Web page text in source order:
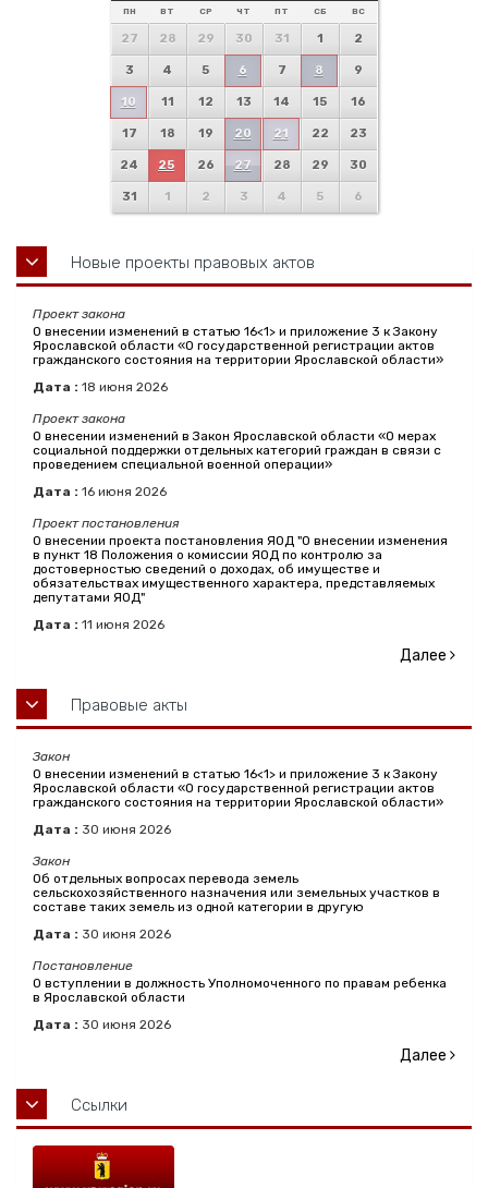
ПН ВТ СР ЧТ ПТ СБ ВС
27 28 29 30 31 1 2
3 4 5 6 7 8 9
10 11 12 13 14 15 16
17 18 19 20 21 22 23
24 25 26 27 28 29 30
31 1 2 3 4 5 6
Новые проекты правовых актов
Проект закона
О внесении изменений в статью 16<1> и приложение 3 к Закону
Ярославской области «О государственной регистрации актов
гражданского состояния на территории Ярославской области»
Дата : 18 июня 2026
Проект закона
О внесении изменений в Закон Ярославской области «О мерах
социальной поддержки отдельных категорий граждан в связи с
проведением специальной военной операции»
Дата : 16 июня 2026
Проект постановления
О внесении проекта постановления ЯОД "О внесении изменения
в пункт 18 Положения о комиссии ЯОД по контролю за
достоверностью сведений о доходах, об имуществе и
обязательствах имущественного характера, представляемых
депутатами ЯОД"
Дата : 11 июня 2026
Далее
Правовые акты
Закон
О внесении изменений в статью 16<1> и приложение 3 к Закону
Ярославской области «О государственной регистрации актов
гражданского состояния на территории Ярославской области»
Дата : 30 июня 2026
Закон
Об отдельных вопросах перевода земель
сельскохозяйственного назначения или земельных участков в
составе таких земель из одной категории в другую
Дата : 30 июня 2026
Постановление
О вступлении в должность Уполномоченного по правам ребенка
в Ярославской области
Дата : 30 июня 2026
Далее
Ссылки